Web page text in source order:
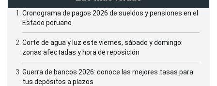
Cronograma de pagos 2026 de sueldos y pensiones en el
Estado peruano
Corte de agua y luz este viernes, sábado y domingo:
zonas afectadas y hora de reposición
Guerra de bancos 2026: conoce las mejores tasas para
tus depósitos a plazos